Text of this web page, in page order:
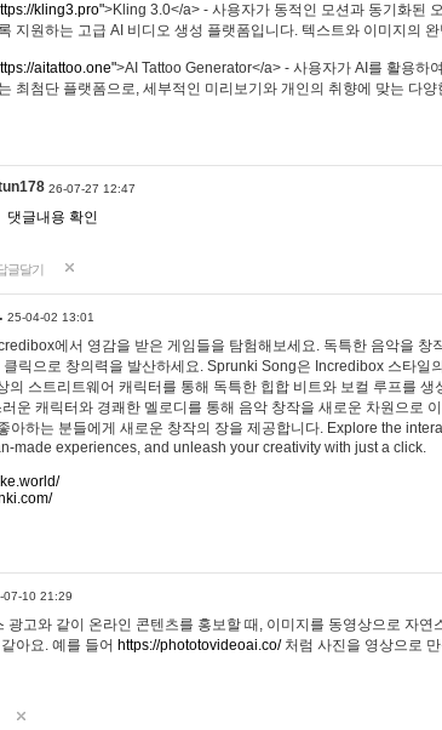
kling3.pro">Kling 3.0</a> - 사용자가 동적인 모션과 동기화된
지원하는 고급 AI 비디오 생성 플랫폼입니다. 텍스트와 이미지의
aitattoo.one">AI Tattoo Generator</a> - 사용자가 AI를 활용하
최첨단 플랫폼으로, 세부적인 미리보기와 개인의 취향에 맞는 다
26-07-27 12:47
댓글내용 확인
글달기
25-04-02 13:01
에서 영감을 받은 게임들을 탐험해보세요. 독특한 음악을 창
클릭으로 창의력을 발산하세요. Sprunki Song은 Incredibox 스타일
의 스트리트웨어 캐릭터를 통해 독특한 힙합 비트와 보컬 루프를 생
운 캐릭터와 경쾌한 멜로디를 통해 음악 창작을 새로운 차원으로
아하는 분들에게 새로운 창작의 장을 제공합니다. Explore the
made experiences, and unleash your creativity with just a click.
07-10 21:29
광고와 같이 온라인 콘텐츠를 홍보할 때, 이미지를 동영상으로 자연
아요. 예를 들어 https://phototovideoai.co/처럼 사진을 영상으로